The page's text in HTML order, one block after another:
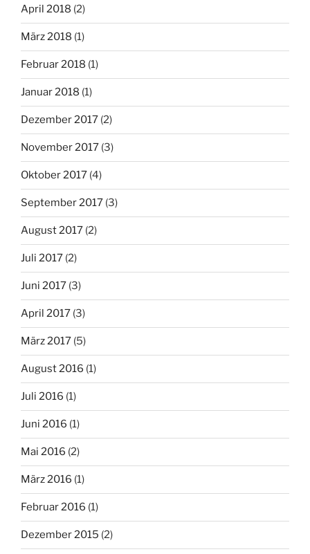
April 2018 (2)
März 2018 (1)
Februar 2018 (1)
Januar 2018 (1)
Dezember 2017 (2)
November 2017 (3)
Oktober 2017 (4)
September 2017 (3)
August 2017 (2)
Juli 2017 (2)
Juni 2017 (3)
April 2017 (3)
März 2017 (5)
August 2016 (1)
Juli 2016 (1)
Juni 2016 (1)
Mai 2016 (2)
März 2016 (1)
Februar 2016 (1)
Dezember 2015 (2)